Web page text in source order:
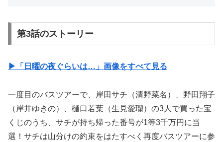
第3話のストーリー
▶︎「日曜の夜ぐらいは…」画像をすべて見る
一度目のバスツアーで、岸田サチ（清野菜名）、野田翔子
（岸井ゆきの）、樋口若葉（生見愛瑠）の3人で買った宝
くじのうち、サチが持ち帰った番号が1等3千万円に当
選！サチは山分けの約束をはたすべく再度バスツアーに参